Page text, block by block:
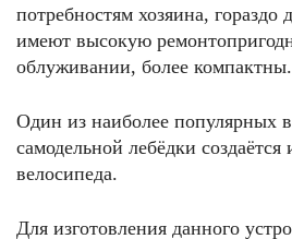
потребностям хозяина,
имеют высокую
облуживании, более компактны.
Один из наиболее популярных
самодельной лебёдки создаётся
велосипеда.
Для изготовления данного